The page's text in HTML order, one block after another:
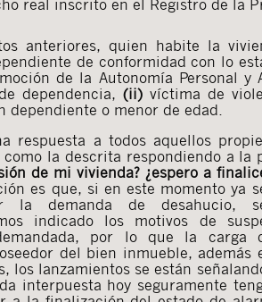
real inscrito en el Registro de la
anteriores, quien habite la
de conformidad con lo
de la Autonomía Personal y
dependencia, (ii) víctima de
dependiente o menor de edad.
respuesta a todos aquellos
la descrita respondiendo a la
de mi vivienda? ¿espero a
es que, si en este momento ya
la demanda de desahucio,
indicado los motivos de
por lo que la carga
del bien inmueble, además
los lanzamientos se están
interpuesta hoy seguramente